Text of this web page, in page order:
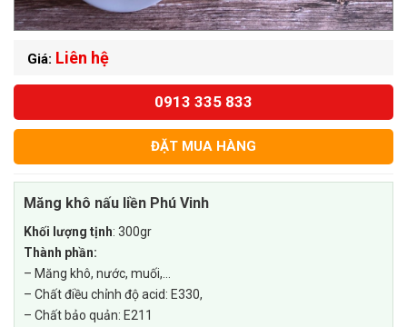
Giá: Liên hệ
0913 335 833
ĐẶT MUA HÀNG
Măng khô nấu liền Phú Vinh
Khối lượng tịnh: 300gr
Thành phần:
– Măng khô, nước, muối,…
– Chất điều chỉnh độ acid: E330,
– Chất bảo quản: E211